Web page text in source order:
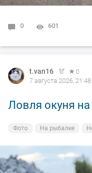
0 601
t.van16
0
7 августа 2026, 21:48
Ловля окуня
Фото На рыбалке